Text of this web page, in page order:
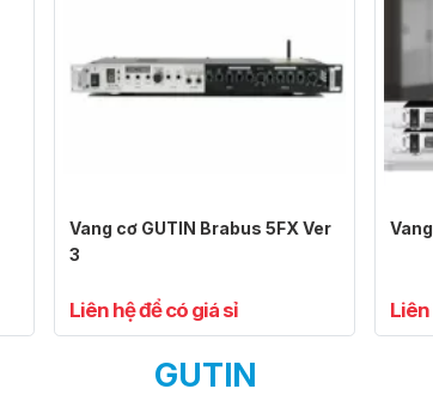
Vang cơ GUTIN Brabus 5FX Ver
3
Liên hệ để có giá sỉ Liên
GUTIN